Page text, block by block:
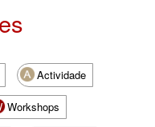
Actividade
Workshops